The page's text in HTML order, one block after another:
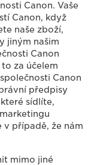
Canon. Vaše
Canon, když
naše zboží,
jiným našim
Canon
za účelem
Canon
předpisy
sídlíte,
v případě, že nám
mimo jiné